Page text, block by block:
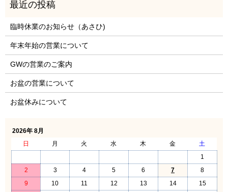
臨時休業のお知らせ（あさひ)
年末年始の営業について
GWの営業のご案内
お盆の営業について
お盆休みについて
2026年 8月
日
月 火 水 木 金
土
1
2
3 4 5 6 7
8
9
10 11 12 13 14 15